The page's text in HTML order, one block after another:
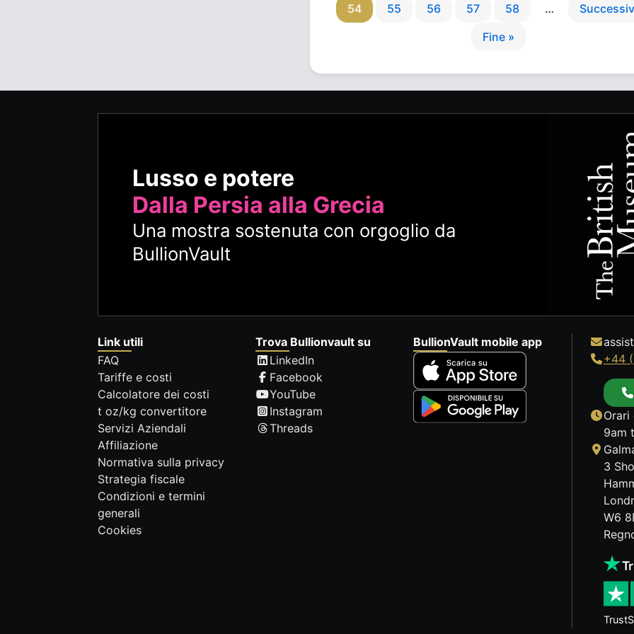
54 55 56 57 58 …
Fine »
Lusso e potere
Dalla Persia alla Grecia
Una mostra sostenuta con orgoglio da
BullionVault
Link utili
FAQ
Tariffe e costi
Calcolatore dei costi
t oz/kg convertitore
Servizi Aziendali
Affiliazione
Normativa sulla privacy
Strategia fiscale
Condizioni e termini
generali
Cookies
Trova Bullionvault su
LinkedIn
Facebook
YouTube
Instagram
Threads
BullionVault mobile app
+44
Orari
9am
3
W6